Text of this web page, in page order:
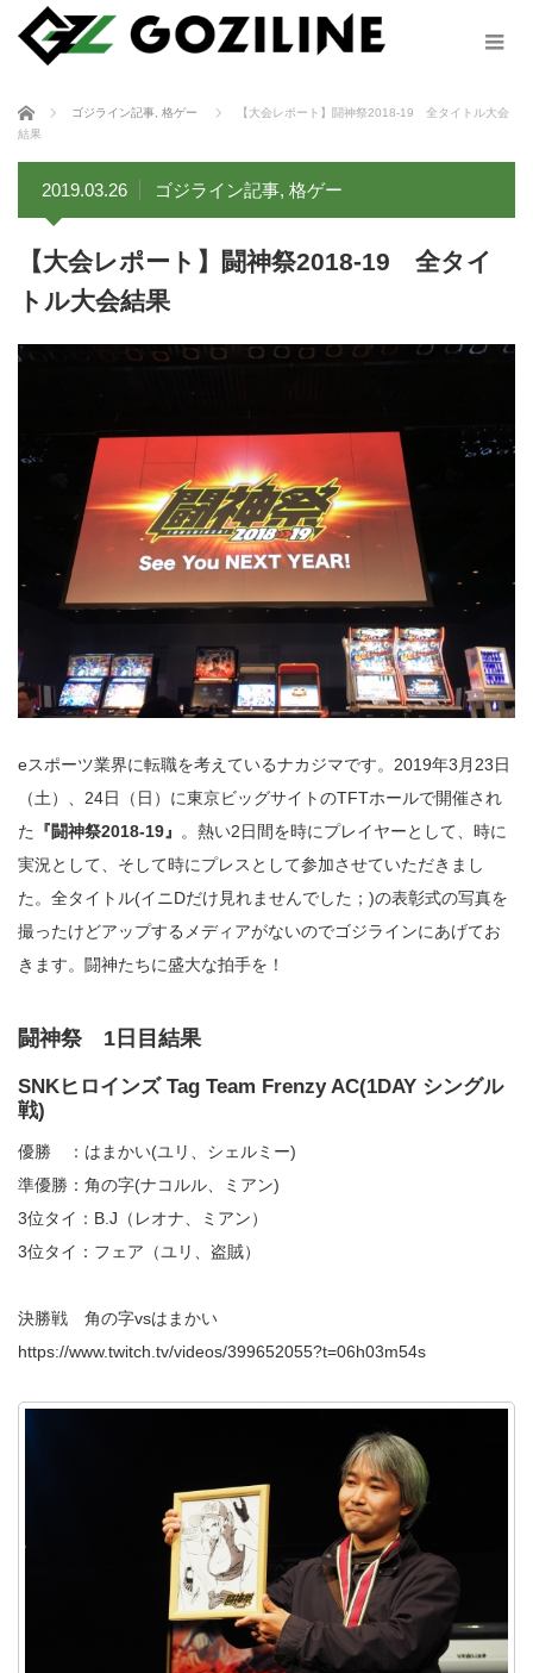
ホーム ゴジライン記事 格ゲー
【大会レポート】闘神祭2018-19 全タイトル大会
結果
2019.03.26 ゴジライン記事, 格ゲー
【大会レポート】闘神祭2018-19 全タイ
トル大会結果
eスポーツ業界に転職を考えているナカジマです。2019年3月23日
（土）、24日（日）に東京ビッグサイトのTFTホールで開催され
た
『闘神祭2018-19』
。熱い2日間を時にプレイヤーとして、時に
実況として、そして時にプレスとして参加させていただきまし
た。全タイトル(イニDだけ見れませんでした；)の表彰式の写真を
撮ったけどアップするメディアがないのでゴジラインにあげてお
きます。闘神たちに盛大な拍手を！
闘神祭 1日目結果
SNKヒロインズ Tag Team Frenzy AC(1DAY シングル
戦)
優勝 ：はまかい(ユリ、シェルミー)
準優勝：角の字(ナコルル、ミアン)
3位タイ：B.J（レオナ、ミアン）
3位タイ：フェア（ユリ、盗賊）
決勝戦 角の字vsはまかい
https://www.twitch.tv/videos/399652055?t=06h03m54s